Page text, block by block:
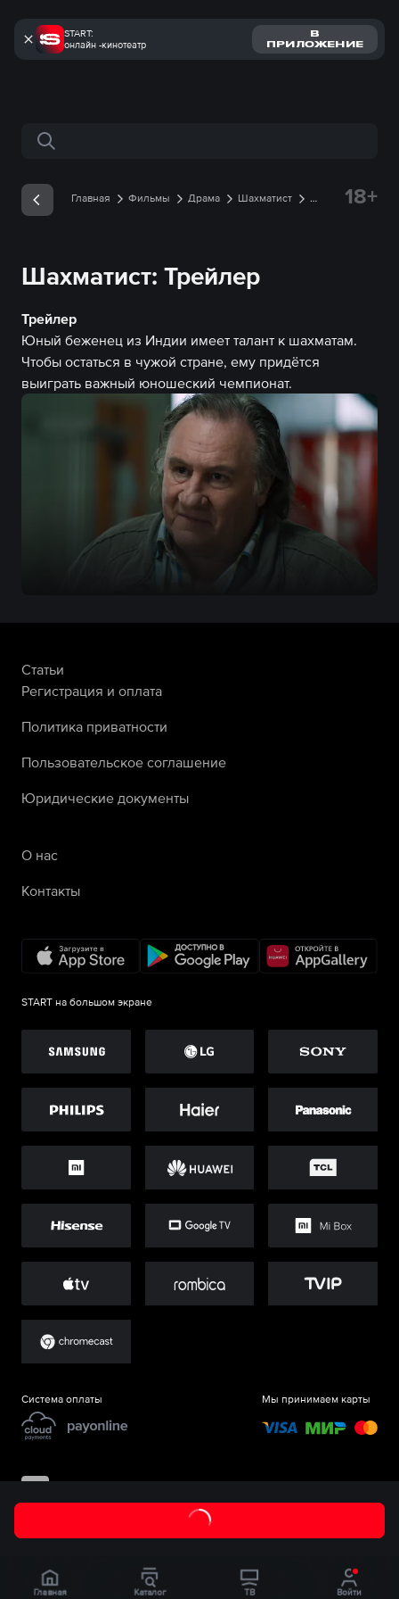
START:
онлайн -кинотеатр
В
ПРИЛОЖЕНИЕ
Поиск по сайту
Главная Фильмы Драма
Шахматист
18+
Шахматист: Трейлер
Трейлер
Юный беженец из Индии имеет талант к шахматам.
Чтобы остаться в чужой стране, ему придётся
выиграть важный юношеский чемпионат.
Статьи
Регистрация и оплата
Политика приватности
Пользовательское соглашение
Юридические документы
О нас
Контакты
START на большом экране
Система оплаты Мы принимаем карты
Главная Каталог ТВ Войти